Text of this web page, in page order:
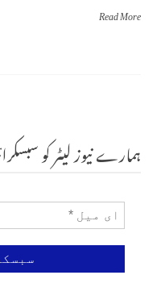
Read More
ہمارے نیوز لیٹر کو